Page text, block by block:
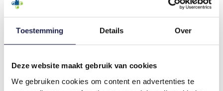
Toestemming Details Over
Deze website maakt gebruik van cookies
We gebruiken cookies om content en advertenties te
von Diermedicatie.nl abgeleitet sind oder von
dieser Website stammen und auf die über die
Website zugegriffen werden kann. Die
kommerzielle Nutzung einer solchen Datei verletzt
Diermedicatie.nl.
zu anderen Websites enthalten. Diese Websites